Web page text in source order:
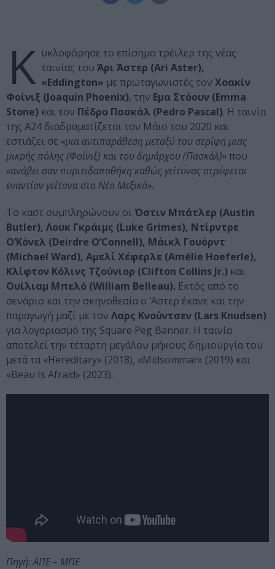
K υκλοφόρησε το επίσημο τρέιλερ της νέας
ταινίας του Άρι Άστερ (Ari Aster),
«Eddington» με πρωταγωνιστές τον Χοακίν
Φοίνιξ (Joaquin Phoenix), την Εμα Στόουν (Emma
Stone) και τον Πέδρο Πασκάλ (Pedro Pascal). Η ταινία
της Α24 διαδραματίζεται τον Μάιο του 2020 και
εστιάζει σε «μια αντιπαράθεση μεταξύ του σερίφη μιας
μικρής πόλης (Φοίνιξ) και του δημάρχου (Πασκάλ)»που
«ανάβει σαν πυριτιδαποθήκη καθώς γείτονας στρέφεται
εναντίον γείτονα στο Νέο Μεξικό».
Το καστ συμπληρώνουν οιΌστιν Μπάτλερ (Austin
Butler), Λουκ Γκράιμς (Luke Grimes), Ντίρντρε
Ο’Κόνελ (Deirdre O’Connell), Μάικλ Γουόρντ
(Michael Ward), Αμελί Χέφερλε (Amélie Hoeferle),
Κλίφτον Κόλινς Τζούνιορ (Clifton Collins Jr.) και
Ουίλιαμ Μπελό (William Belleau). Εκτός από το
σενάριο και την σκηνοθεσία ο ‘Αστερ έκανε και την
παραγωγή μαζί με τον Λαρς Κνούντσεν (Lars Knudsen)
για λογαριασμό της Square Peg Banner. Η ταινία
αποτελεί την τέταρτη μεγάλου μήκους δημιουργία του
μετά τα «Hereditary» (2018), «Midsommar» (2019) και
«Beau Is Afraid» (2023).
Πηγή: ΑΠΕ – ΜΠΕ